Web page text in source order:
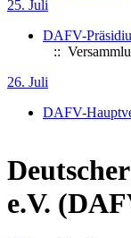
25. Juli
DAFV-
::
26. Juli
DAFV-
e.V.